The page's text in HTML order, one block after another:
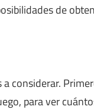
de
considerar.
para ver